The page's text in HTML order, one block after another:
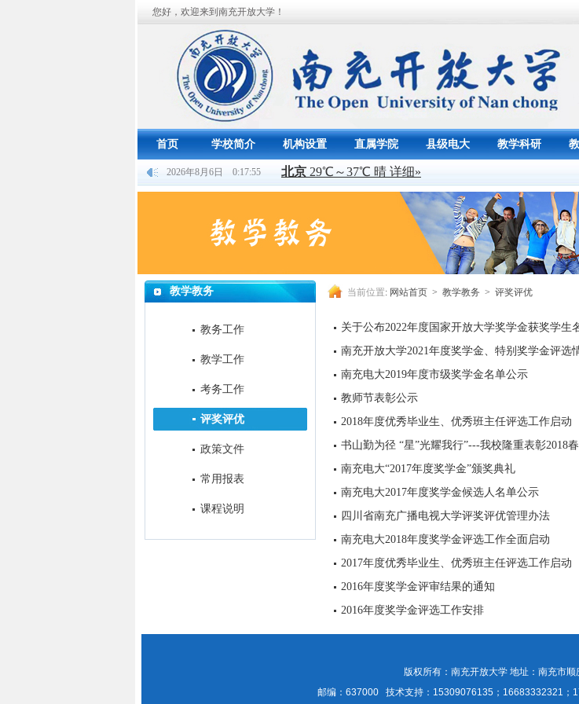
您好，欢迎来到南充开放大学！
首页 学校简介 机构设置 直属学院 县级电大 教学科研
2026年8月6日 0:17:55
教学教务
教务工作
教学工作
考务工作
评奖评优
政策文件
常用报表
课程说明
当前位置: 网站首页 > 教学教务 > 评奖评优
关于公布2022年度国家开放大学奖学金获奖学生
南充开放大学2021年度奖学金、特别奖学金评选
南充电大2019年度市级奖学金名单公示
教师节表彰公示
2018年度优秀毕业生、优秀班主任评选工作启动
书山勤为径 “星”光耀我行”---我校隆重表彰2018
南充电大“2017年度奖学金”颁奖典礼
南充电大2017年度奖学金候选人名单公示
四川省南充广播电视大学评奖评优管理办法
南充电大2018年度奖学金评选工作全面启动
2017年度优秀毕业生、优秀班主任评选工作启动
2016年度奖学金评审结果的通知
2016年度奖学金评选工作安排
版权所有：南充开放大学 地址：南充市
邮编：637000 技术支持：15309076135；16683332321；